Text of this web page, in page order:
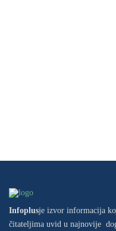
Infoplusje izvor informacija
čitateljima uvid u najnovije